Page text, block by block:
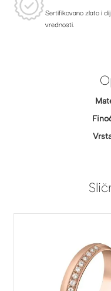
Sertifikovano zlato i
vrednosti.